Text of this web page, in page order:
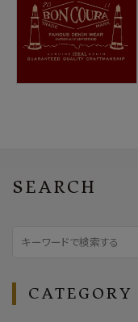
meeting_room ログイン
SEARCH
CATEGORY